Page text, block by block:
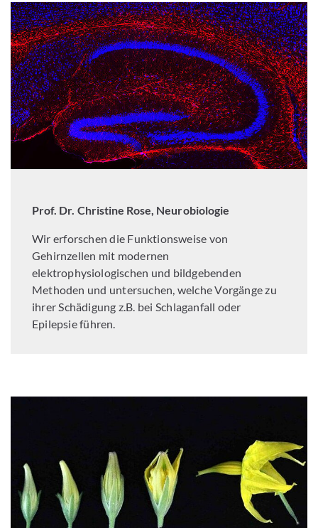
Prof. Dr. Christine Rose, Neurobiologie
Wir erforschen die Funktionsweise von
Gehirnzellen mit modernen
elektrophysiologischen und bildgebenden
Methoden und untersuchen, welche Vorgänge zu
ihrer Schädigung z.B. bei Schlaganfall oder
Epilepsie führen.